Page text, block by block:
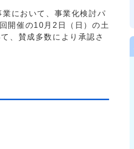
において、事業化検討パ
開催の10月2日（日）の土
、賛成多数により承認さ